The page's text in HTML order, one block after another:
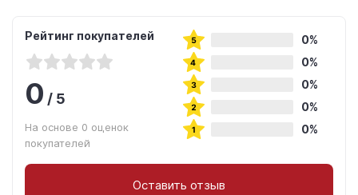
Рейтинг покупателей
0/5
На основе 0 оценок
покупателей
0%
0%
0%
0%
0%
Оставить отзыв